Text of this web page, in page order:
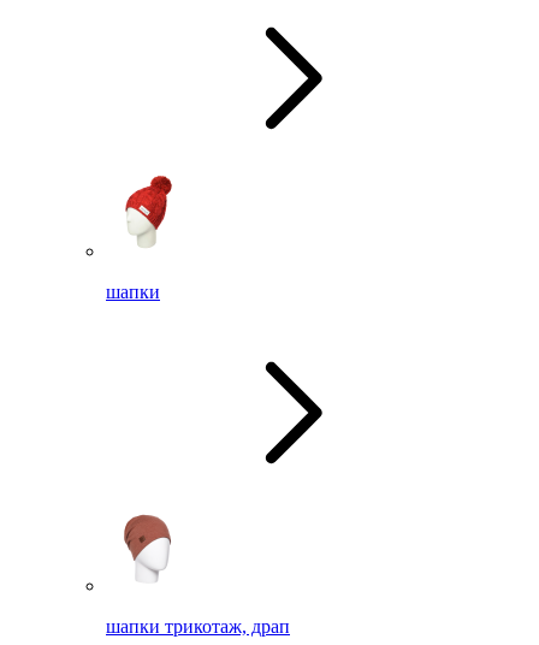
шапки
шапки трикотаж, драп